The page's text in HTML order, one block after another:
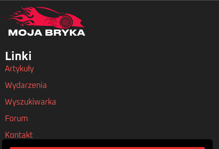
Linki
Artykuły
Wydarzenia
Wyszukiwarka
Forum
Kontakt